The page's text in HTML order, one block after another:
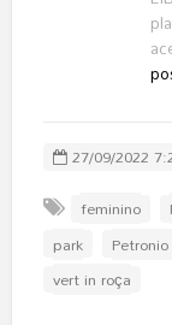
27/09/2022
feminino
park
vert in roça